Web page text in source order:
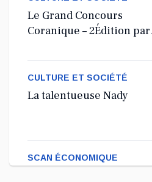
Le Grand Concours
Coranique – 2Édition par
Cour'an
CULTURE ET SOCIÉTÉ
La talentueuse Nady
SCAN ÉCONOMIQUE